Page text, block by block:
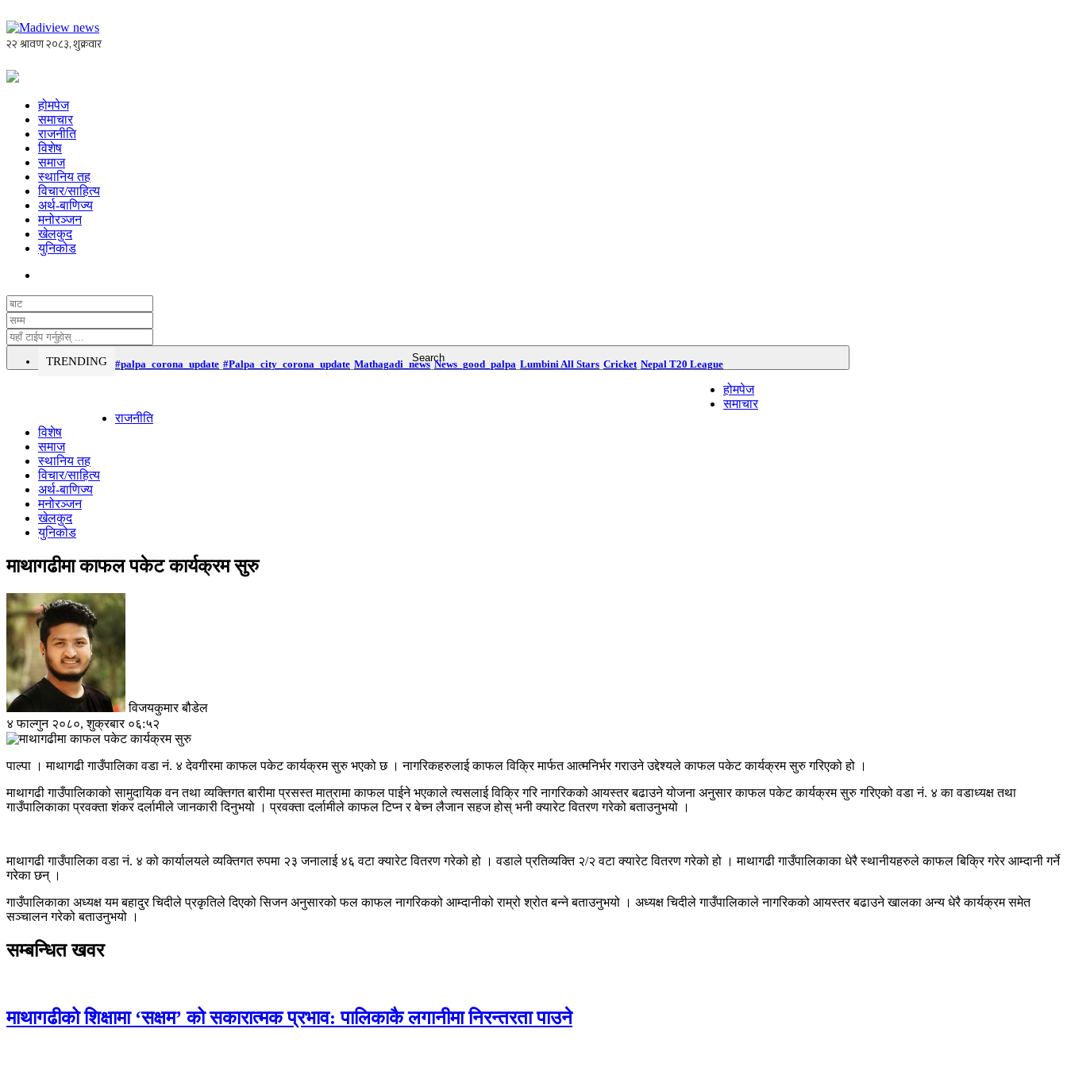
होमपेज
समाचार
राजनीति
विशेष
समाज
स्थानिय तह
विचार/साहित्य
अर्थ-बाणिज्य
मनोरञ्जन
खेलकुद
युनिकोड
TRENDING #palpa_corona_update #Palpa_city_corona_update Mathagadi_news News_good_palpa Lumbini All Stars Cricket Nepal T20 League
होमपेज
समाचार
राजनीति
विशेष
समाज
स्थानिय तह
विचार/साहित्य
अर्थ-बाणिज्य
मनोरञ्जन
खेलकुद
युनिकोड
माथागढीमा काफल पकेट कार्यक्रम सुरु
विजयकुमार बौडेल
४ फाल्गुन २०८०, शुक्रबार ०६:५२
पाल्पा । माथागढी गाउँपालिका वडा नं. ४ देवगीरमा काफल पकेट कार्यक्रम सुरु भएको छ । नागरिकहरुलाई काफल विक्रि मार्फत आत्मनिर्भर गराउने उद्देश्यले काफल पकेट कार्यक्रम सुरु गरिएको हो ।
माथागढी गाउँपालिकाको सामुदायिक वन तथा व्यक्तिगत बारीमा प्रसस्त मात्रामा काफल पाईने भएकाले त्यसलाई विक्रि गरि नागरिकको आयस्तर बढाउने योजना अनुसार काफल पकेट कार्यक्रम सुरु गरिएको वडा नं. ४ का वडाध्यक्ष तथा
गाउँपालिकाका प्रवक्ता शंकर दर्लामीले जानकारी दिनुभयो । प्रवक्ता दर्लामीले काफल टिप्न र बेच्न लैजान सहज होस् भनी क्यारेट वितरण गरेको बताउनुभयो ।
माथागढी गाउँपालिका वडा नं. ४ को कार्यालयले व्यक्तिगत रुपमा २३ जनालाई ४६ वटा क्यारेट वितरण गरेको हो । वडाले प्रतिव्यक्ति २/२ वटा क्यारेट वितरण गरेको हो । माथागढी गाउँपालिकाका धेरै स्थानीयहरुले काफल बिक्रि गरेर आम्दानी गर्ने
गरेका छन् ।
गाउँपालिकाका अध्यक्ष यम बहादुर चिदीले प्रकृतिले दिएको सिजन अनुसारको फल काफल नागरिकको आम्दानीको राम्रो श्रोत बन्ने बताउनुभयो । अध्यक्ष चिदीले गाउँपालिकाले नागरिकको आयस्तर बढाउने खालका अन्य धेरै कार्यक्रम समेत
सञ्चालन गरेको बताउनुभयो ।
सम्बन्धित खवर
माथागढीको शिक्षामा ‘सक्षम’ को सकारात्मक प्रभाव: पालिकाकै लगानीमा निरन्तरता पाउने